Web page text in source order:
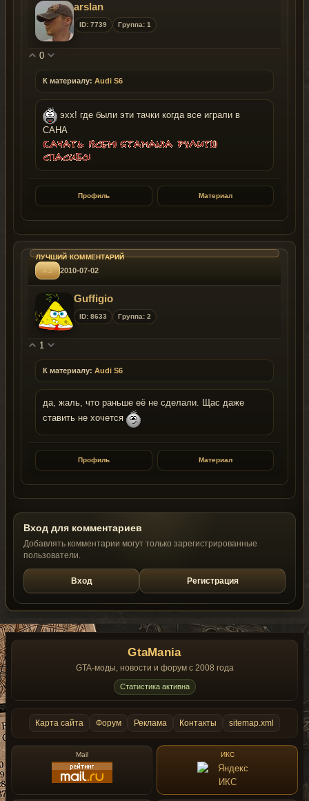
arslan
ID: 7739 Группа: 1
0
К материалу: Audi S6
эхх! где были эти тачки когда все играли в
САНА
Профиль Материал
#3 2010-07-02
Guffigio
ID: 8633 Группа: 2
1
К материалу: Audi S6
да, жаль, что раньше её не сделали. Щас даже
ставить не хочется
Профиль Материал
Вход для комментариев
Добавлять комментарии могут только зарегистрированные
пользователи.
Вход Регистрация
GtaMania
GTA-моды, новости и форум с 2008 года
Статистика активна
Карта сайта Форум Реклама Контакты sitemap.xml
Mail ИКС